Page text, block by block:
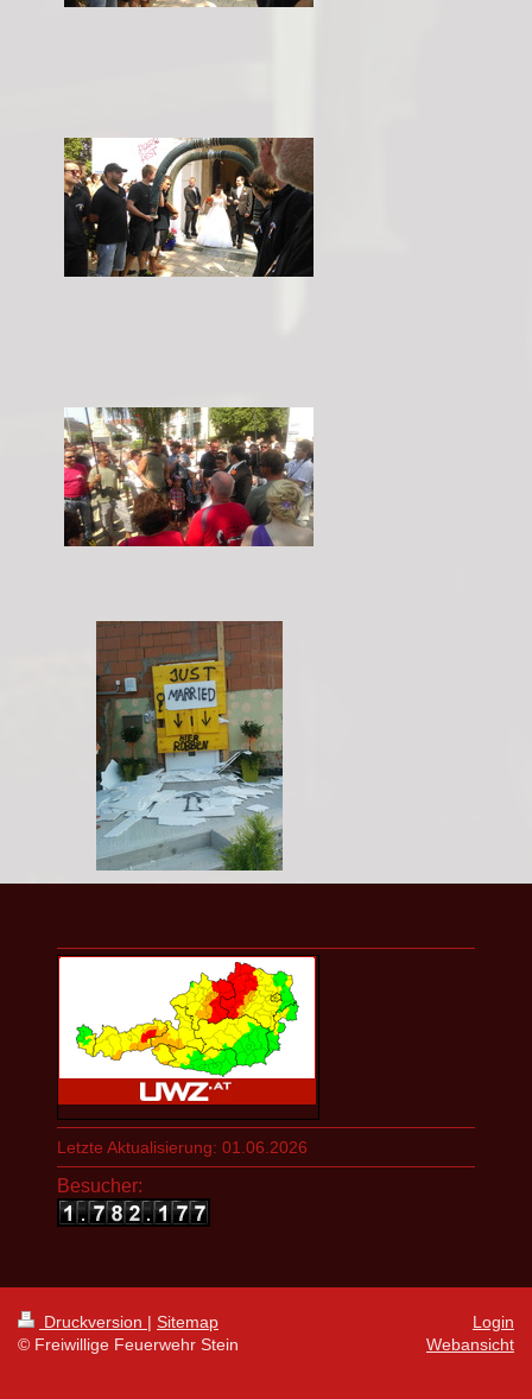
Letzte Aktualisierung: 01.06.2026
Besucher:
Druckversion | Sitemap
© Freiwillige Feuerwehr Stein
Login
Webansicht